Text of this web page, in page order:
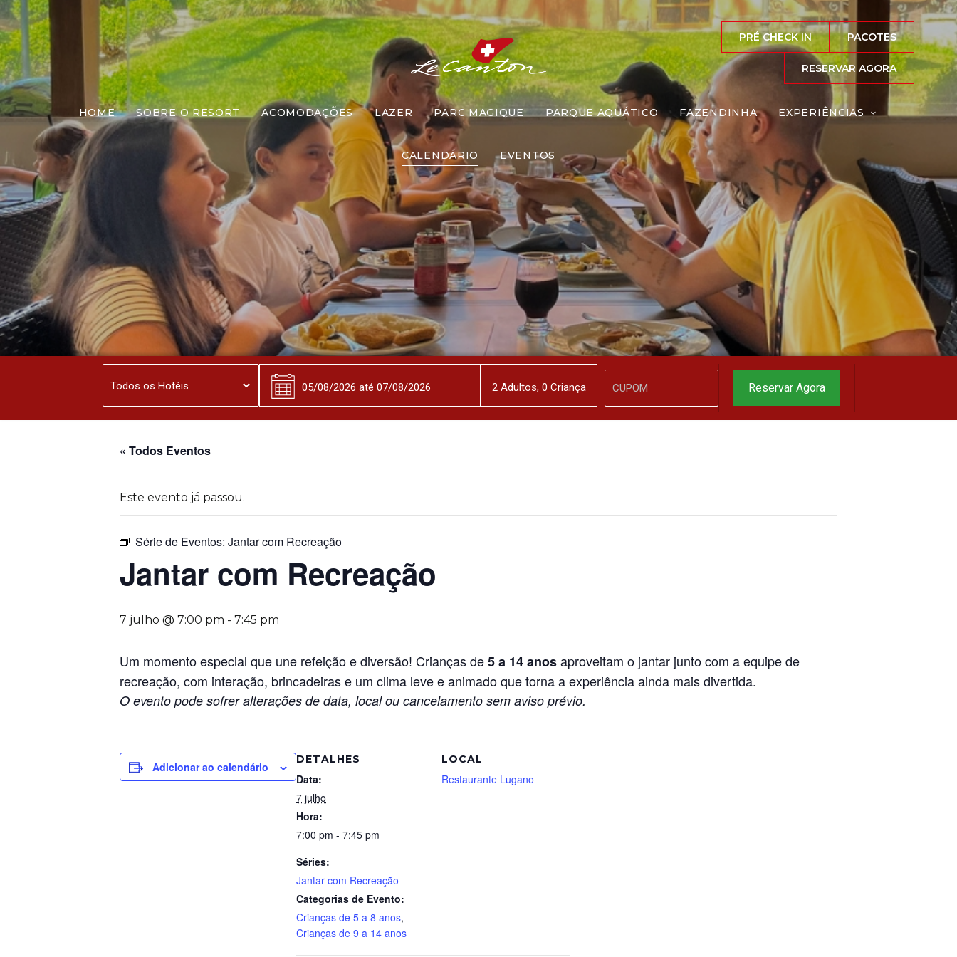
PRÉ CHECK IN PACOTES
RESERVAR AGORA
HOME SOBRE O RESORT ACOMODAÇÕES LAZER PARC MAGIQUE PARQUE AQUÁTICO FAZENDINHA EXPERIÊNCIAS
CALENDÁRIO EVENTOS
Jantar com Recreação
« Todos Eventos
Este evento já passou.
Série de Eventos: Jantar com Recreação
Jantar com Recreação
7 julho @ 7:00 pm - 7:45 pm
Um momento especial que une refeição e diversão! Crianças de5 a 14 anosaproveitam o jantar junto com a equipe de
recreação, com interação, brincadeiras e um clima leve e animado que torna a experiência ainda mais divertida.
O evento pode sofrer alterações de data, local ou cancelamento sem aviso prévio.
Adicionar ao calendário
DETALHES
Data:
7 julho
Hora:
7:00 pm - 7:45 pm
Séries:
Jantar com Recreação
Categorias de Evento:
Crianças de 5 a 8 anos,
Crianças de 9 a 14 anos
LOCAL
Restaurante Lugano
2Adultos, 0 Criança Reservar Agora